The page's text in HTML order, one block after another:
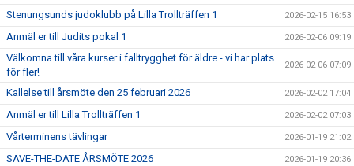
Stenungsunds judoklubb på Lilla Trollträffen 1 2026-02-15 16:53
Anmäl er till Judits pokal 1 2026-02-06 09:19
Välkomna till våra kurser i falltrygghet för äldre - vi har plats
för fler!
2026-02-06 07:09
Kallelse till årsmöte den 25 februari 2026 2026-02-02 17:04
Anmäl er till Lilla Trollträffen 1 2026-02-02 07:03
Vårterminens tävlingar 2026-01-19 21:02
SAVE-THE-DATE ÅRSMÖTE 2026 2026-01-19 20:36